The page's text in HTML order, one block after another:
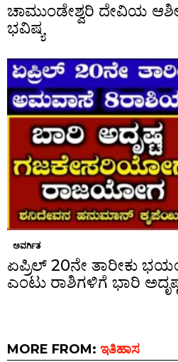
ಚಾಮುಂಡೇಶ್ವರಿ ದೇವಿಯ
ಭವಿಷ್ಯ
ಅವರ್ಗಿತ
ಏಪ್ರಿಲ್ 20ನೇ ತಾರೀಕು
ಎಂಟು ರಾಶಿಗಳಿಗೆ ಭಾರಿ
MORE FROM: ಇತಿಹಾಸ